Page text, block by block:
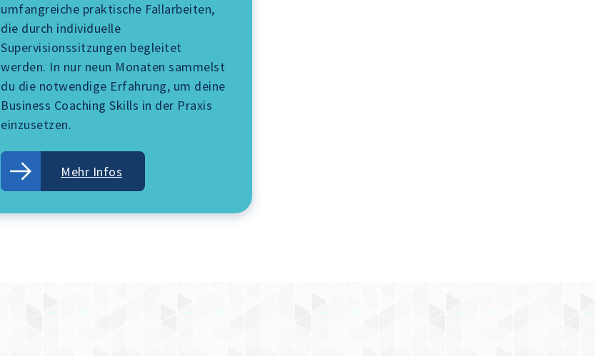
umfangreiche praktische Fallarbeiten,
die durch individuelle
Supervisionssitzungen begleitet
werden. In nur neun Monaten sammelst
du die notwendige Erfahrung, um deine
Business Coaching Skills in der Praxis
einzusetzen.
Mehr Infos